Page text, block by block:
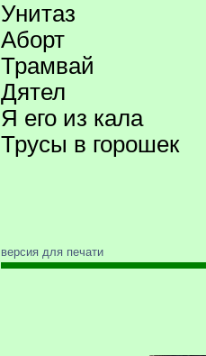
Унитаз
Аборт
Трамвай
Дятел
Я его из кала
Трусы в горошек
версия для печати